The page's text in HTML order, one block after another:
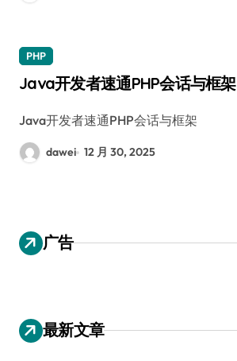
PHP
Java开发者速通PHP会话与框架
Java开发者速通PHP会话与框架
dawei 12 月 30, 2025
广告
最新文章